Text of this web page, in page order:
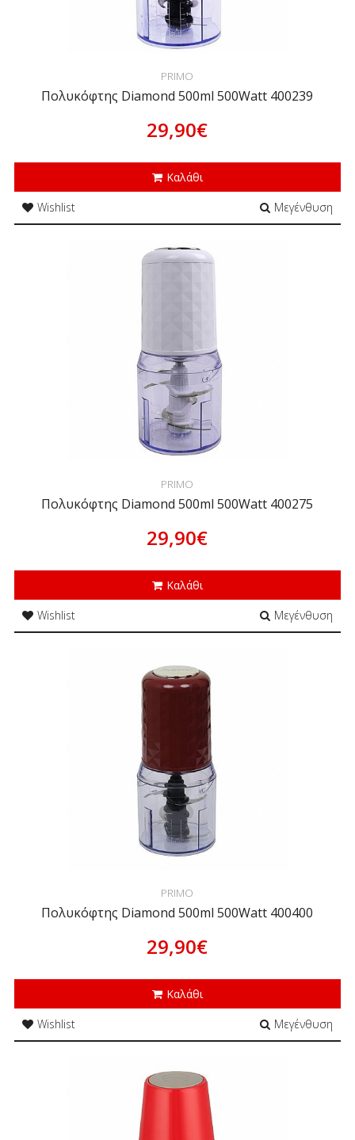
PRIMO
Πολυκόφτης Diamond 500ml 500Watt 400239
29,90€
Καλάθι
Wishlist
Μεγένθυση
PRIMO
Πολυκόφτης Diamond 500ml 500Watt 400275
29,90€
Καλάθι
Wishlist
Μεγένθυση
PRIMO
Πολυκόφτης Diamond 500ml 500Watt 400400
29,90€
Καλάθι
Wishlist
Μεγένθυση